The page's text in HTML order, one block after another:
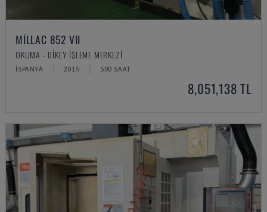
MILLAC 852 VII
OKUMA - DIKEY İŞLEME MERKEZI
İSPANYA 2015 500 SAAT
8,051,138 TL